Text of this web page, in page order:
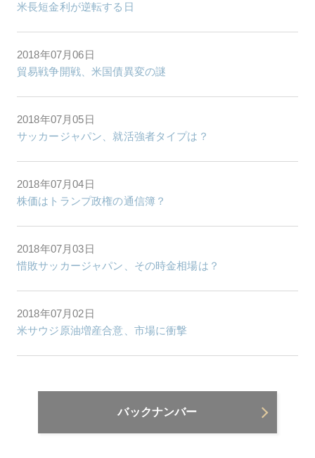
米長短金利が逆転する日
2018年07月06日
貿易戦争開戦、米国債異変の謎
2018年07月05日
サッカージャパン、就活強者タイプは？
2018年07月04日
株価はトランプ政権の通信簿？
2018年07月03日
惜敗サッカージャパン、その時金相場は？
2018年07月02日
米サウジ原油増産合意、市場に衝撃
バックナンバー